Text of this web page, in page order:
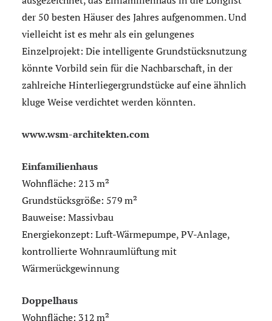
der 50 besten Häuser des Jahres aufgenommen. Und
vielleicht ist es mehr als ein gelungenes
Einzelprojekt: Die intelligente Grundstücksnutzung
könnte Vorbild sein für die Nachbarschaft, in der
zahlreiche Hinterliegergrundstücke auf eine ähnlich
kluge Weise verdichtet werden könnten.
www.wsm-architekten.com
Einfamilienhaus
Wohnfläche: 213 m²
Grundstücksgröße: 579 m²
Bauweise: Massivbau
Energiekonzept: Luft-Wärmepumpe, PV-Anlage,
kontrollierte Wohnraumlüftung mit
Wärmerückgewinnung
Doppelhaus
Wohnfläche: 312 m²